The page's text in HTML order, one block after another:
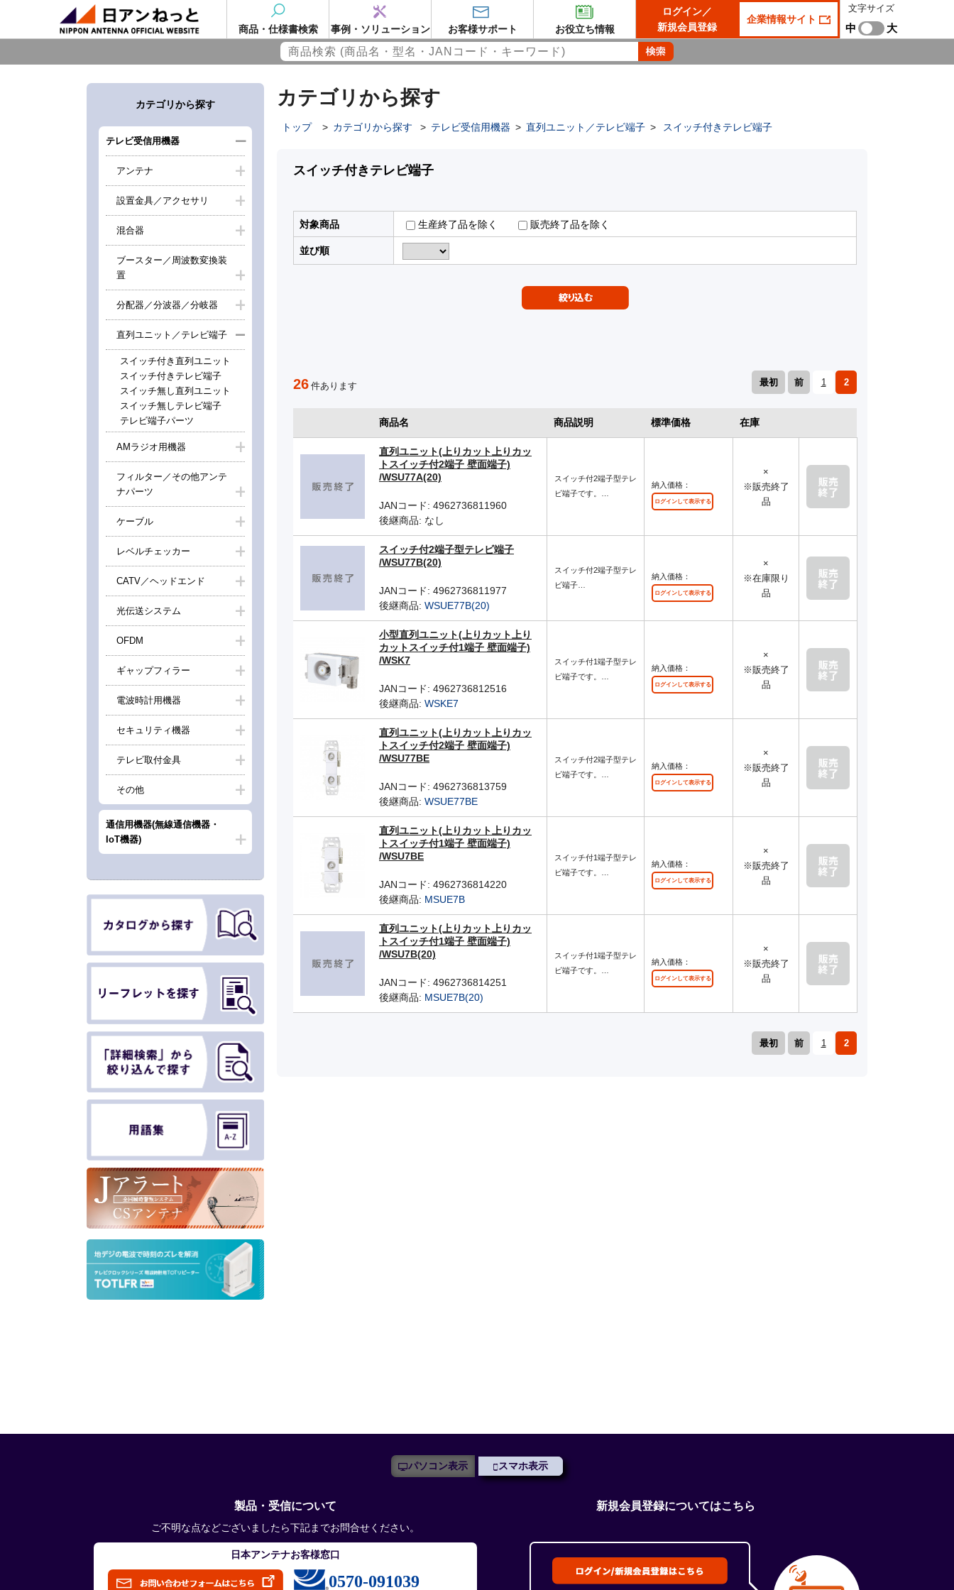
商品・仕様書検索 事例・ソリューション お客様サポート お役立ち情報
ログイン／
新規会員登録
企業情報サイト
文字サイズ
中 大
カテゴリから探す
テレビ受信用機器
アンテナ
設置金具／アクセサリ
混合器
ブースター／周波数変換装
置
分配器／分波器／分岐器
直列ユニット／テレビ端子
スイッチ付き直列ユニット
スイッチ付きテレビ端子
スイッチ無し直列ユニット
スイッチ無しテレビ端子
テレビ端子パーツ
AMラジオ用機器
フィルター／その他アンテ
ナパーツ
ケーブル
レベルチェッカー
CATV／ヘッドエンド
光伝送システム
OFDM
ギャップフィラー
電波時計用機器
セキュリティ機器
テレビ取付金具
その他
通信用機器(無線通信機器・
IoT機器)
カテゴリから探す
トップ > カテゴリから探す > テレビ受信用機器 > 直列ユニット／テレビ端子 > スイッチ付きテレビ端子
スイッチ付きテレビ端子
対象商品 生産終了品を除く 販売終了品を除く
並び順
26 件あります 最初 前 1 2
商品名 商品説明 標準価格 在庫
直列ユニット(上りカット上りカッ
トスイッチ付2端子 壁面端子)
/WSU77A(20)
JANコード: 4962736811960
後継商品: なし
スイッチ付2端子型テレ
ビ端子です。…
納入価格：
ログインして表示する
×
※販売終了
品
スイッチ付2端子型テレビ端子
/WSU77B(20)
JANコード: 4962736811977
後継商品: WSUE77B(20)
スイッチ付2端子型テレ
ビ端子…
納入価格：
ログインして表示する
×
※在庫限り
品
小型直列ユニット(上りカット上り
カットスイッチ付1端子 壁面端子)
/WSK7
JANコード: 4962736812516
後継商品: WSKE7
スイッチ付1端子型テレ
ビ端子です。…
納入価格：
ログインして表示する
×
※販売終了
品
直列ユニット(上りカット上りカッ
トスイッチ付2端子 壁面端子)
/WSU77BE
JANコード: 4962736813759
後継商品: WSUE77BE
スイッチ付2端子型テレ
ビ端子です。…
納入価格：
ログインして表示する
×
※販売終了
品
直列ユニット(上りカット上りカッ
トスイッチ付1端子 壁面端子)
/WSU7BE
JANコード: 4962736814220
後継商品: MSUE7B
スイッチ付1端子型テレ
ビ端子です。…
納入価格：
ログインして表示する
×
※販売終了
品
直列ユニット(上りカット上りカッ
トスイッチ付1端子 壁面端子)
/WSU7B(20)
JANコード: 4962736814251
後継商品: MSUE7B(20)
スイッチ付1端子型テレ
ビ端子です。…
納入価格：
ログインして表示する
×
※販売終了
品
最初 前 1 2
パソコン表示 スマホ表示
製品・受信について
ご不明な点などございましたら下記までお問合せください。
日本アンテナお客様窓口
0570-091039
新規会員登録についてはこちら